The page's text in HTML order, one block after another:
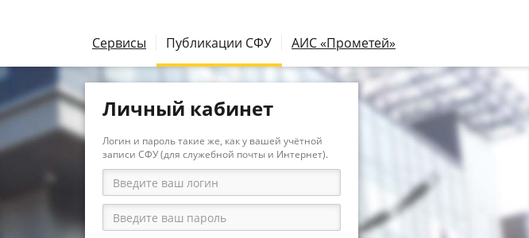
Сервисы Публикации СФУ АИС «Прометей»
Личный кабинет
Логин и пароль такие же, как у вашей учётной
записи СФУ (для служебной почты и Интернет).